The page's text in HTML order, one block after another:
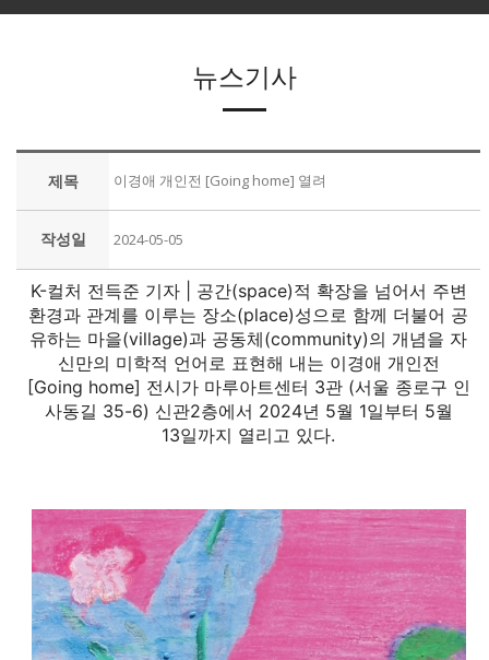
뉴스기사
제목 이경애 개인전 [Going home] 열려
작성일 2024-05-05
K-컬처 전득준 기자 | 공간(space)적 확장을 넘어서 주변
환경과 관계를 이루는 장소(place)성으로 함께 더불어 공
유하는 마을(village)과 공동체(community)의 개념을 자
신만의 미학적 언어로 표현해 내는 이경애 개인전
[Going home] 전시가 마루아트센터 3관 (서울 종로구 인
사동길 35-6) 신관2층에서 2024년 5월 1일부터 5월
13일까지 열리고 있다.